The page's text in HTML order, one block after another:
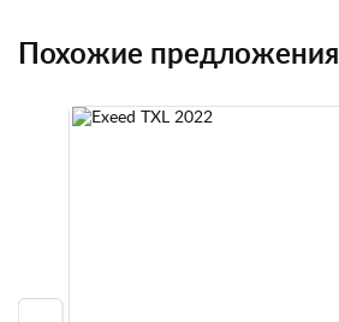
Похожие предложения